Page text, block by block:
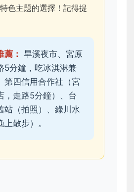
色主題的選擇！記得提
薦： 旱溪夜市、宮原
5分鐘，吃冰淇淋兼
第四信用合作社（宮
，走路5分鐘）、台
站（拍照）、綠川水
上散步）。